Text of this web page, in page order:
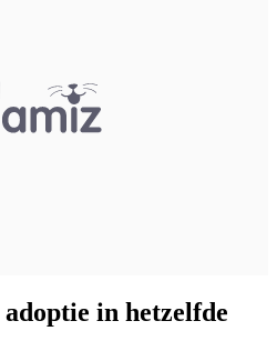
in hetzelfde